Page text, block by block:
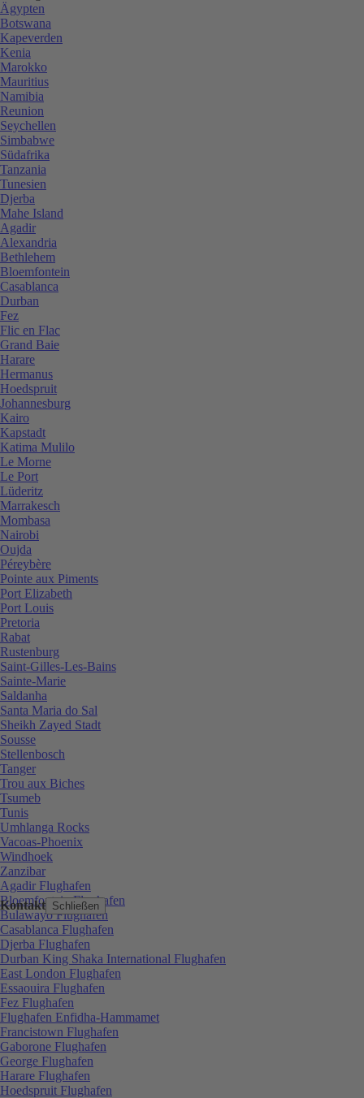
Kontakt Schließen
Ägypten
Botswana
Kapeverden
Kenia
Marokko
Mauritius
Namibia
Reunion
Seychellen
Simbabwe
Südafrika
Tanzania
Tunesien
Djerba
Mahe Island
Agadir
Alexandria
Bethlehem
Bloemfontein
Casablanca
Durban
Fez
Flic en Flac
Grand Baie
Harare
Hermanus
Hoedspruit
Johannesburg
Kairo
Kapstadt
Katima Mulilo
Le Morne
Le Port
Lüderitz
Marrakesch
Mombasa
Nairobi
Oujda
Péreybère
Pointe aux Piments
Port Elizabeth
Port Louis
Pretoria
Rabat
Rustenburg
Saint-Gilles-Les-Bains
Sainte-Marie
Saldanha
Santa Maria do Sal
Sheikh Zayed Stadt
Sousse
Stellenbosch
Tanger
Trou aux Biches
Tsumeb
Tunis
Umhlanga Rocks
Vacoas-Phoenix
Windhoek
Zanzibar
Agadir Flughafen
Bloemfontein Flughafen
Bulawayo Flughafen
Casablanca Flughafen
Djerba Flughafen
Durban King Shaka International Flughafen
East London Flughafen
Essaouira Flughafen
Fez Flughafen
Flughafen Enfidha-Hammamet
Francistown Flughafen
Gaborone Flughafen
George Flughafen
Harare Flughafen
Hoedspruit Flughafen